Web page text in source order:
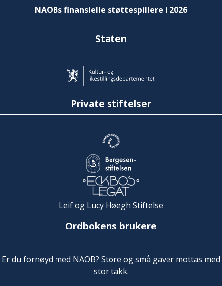
NAOBs finansielle støttespillere i 2026
Staten
Private stiftelser
Leif og Lucy Høegh Stiftelse
Ordbokens brukere
Er du fornøyd med NAOB? Store og små gaver mottas med
stor takk.